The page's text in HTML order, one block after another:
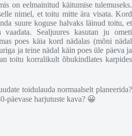
on eelmainitud käitumise tulemuseks.
nimel, et toitu mitte ära visata. Kord
suure koguse halvaks läinud toitu, et
Sealjuures kasutan ju ometi
poes käia kord nädalas (mõni nädal
ja teine nädal käin poes üle päeva ja
toitu korralikult õhukindlates karpides
toidulauda normaalselt planeerida?
päevase harjutuste kava? 😀